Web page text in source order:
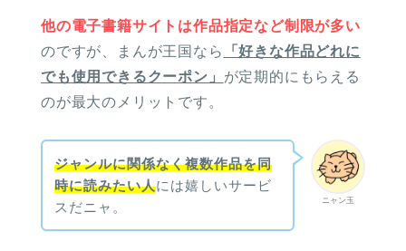
他の電子書籍サイトは作品指定など制限が多い
のですが、まんが王国なら
「好きな作品どれに
でも使用できるクーポン」 が定期的にもらえる
のが最大のメリットです。
ニャン玉
ジャンルに関係なく複数作品を同
時に読みたい人には嬉しいサービ
スだニャ。